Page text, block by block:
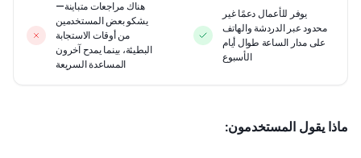
يوفر للأعمال دعمًا غير
محدود عبر الدردشة والهاتف
على مدار الساعة طوال أيام
الأسبوع
هناك مراجعات متباينة—
يشكو بعض المستخدمين
من أوقات الاستجابة
البطيئة، بينما يمدح آخرون
المساعدة السريعة
يقول المستخدمون: